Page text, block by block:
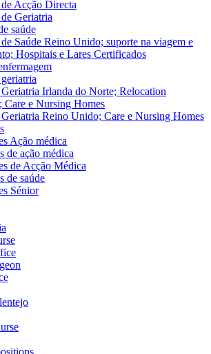
Acção Directa
Geriatria
saúde
Saúde Reino Unido; suporte na viagem e
Hospitais e Lares Certificados
Irlanda do Norte; Relocation
Care e Nursing Homes
Reino Unido; Care e Nursing Homes
Ação médica
de ação médica
de Acção Médica
de saúde
Sénior